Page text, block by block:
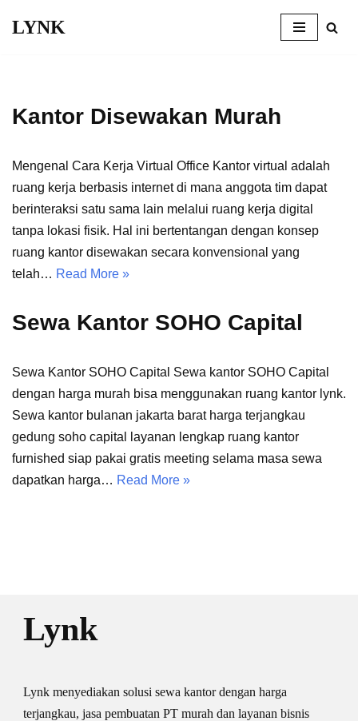
LYNK
Kantor Disewakan Murah
Mengenal Cara Kerja Virtual Office Kantor virtual adalah
ruang kerja berbasis internet di mana anggota tim dapat
berinteraksi satu sama lain melalui ruang kerja digital
tanpa lokasi fisik. Hal ini bertentangan dengan konsep
ruang kantor disewakan secara konvensional yang
telah… Read More »
Sewa Kantor SOHO Capital
Sewa Kantor SOHO Capital Sewa kantor SOHO Capital
dengan harga murah bisa menggunakan ruang kantor lynk.
Sewa kantor bulanan jakarta barat harga terjangkau
gedung soho capital layanan lengkap ruang kantor
furnished siap pakai gratis meeting selama masa sewa
dapatkan harga… Read More »
Lynk
Lynk menyediakan solusi sewa kantor dengan harga
terjangkau, jasa pembuatan PT murah dan layanan bisnis